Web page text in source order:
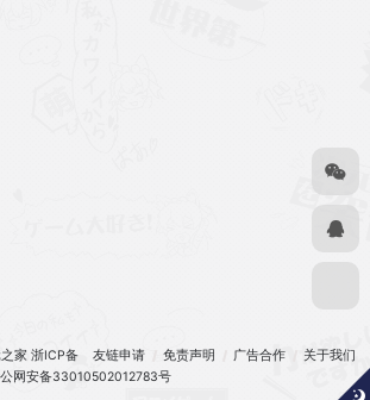
友链申请 免责声明 广告合作 关于我们
家 浙ICP备
网安备33010502012783号